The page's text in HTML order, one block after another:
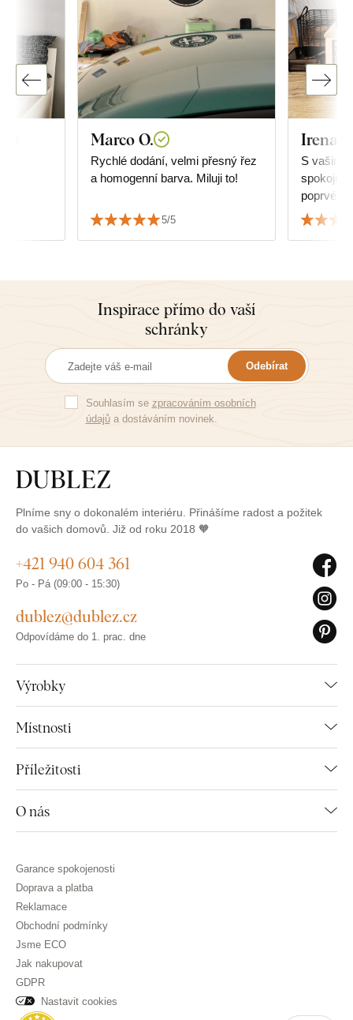
Marco O.
Rychlé dodání, velmi přesný řez
a homogenní barva. Miluji to!
5/5
Irena
S vašimi
poprvé a
úžasní,
Inspirace přímo do vaší
schránky
Odebírat
Souhlasím se zpracováním osobních
údajůa dostáváním novinek.
Plníme sny o dokonalém interiéru. Přinášíme radost a požitek
do vašich domovů. Již od roku 2018 🧡
Výrobky
Místnosti
Příležitosti
O nás
+421 940 604 361
Po - Pá (09:00 - 15:30)
dublez@dublez.cz
Odpovídáme do 1. prac. dne
Garance spokojenosti
Doprava a platba
Reklamace
Obchodní podmínky
Jsme ECO
Jak nakupovat
GDPR
Nastavit cookies